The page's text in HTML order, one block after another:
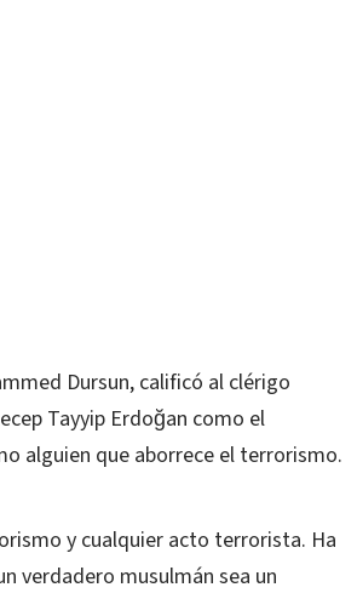
Dursun, calificó al clérigo
Tayyip Erdoğan como el
alguien que aborrece el terrorismo.
y cualquier acto terrorista. Ha
verdadero musulmán sea un